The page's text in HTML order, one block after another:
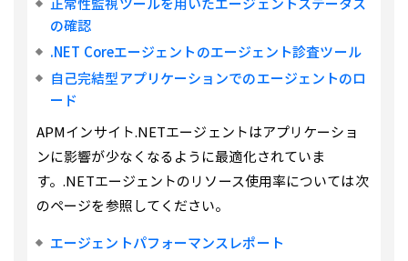
の確認
.NET Coreエージェントのエージェント診査ツール
自己完結型アプリケーションでのエージェントのロ
ード
APMインサイト.NETエージェントはアプリケーショ
ンに影響が少なくなるように最適化されていま
す。.NETエージェントのリソース使用率については次
のページを参照してください。
エージェントパフォーマンスレポート